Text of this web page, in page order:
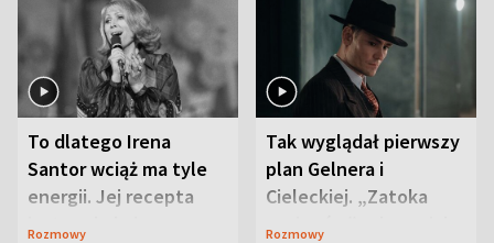
To dlatego Irena
Santor wciąż ma tyle
energii. Jej recepta
jest zaskakująco
Rozmowy
Tak wyglądał pierwszy
plan Gelnera i
Cieleckiej. „Zatoka
szpiegów” od razu ich
Rozmowy